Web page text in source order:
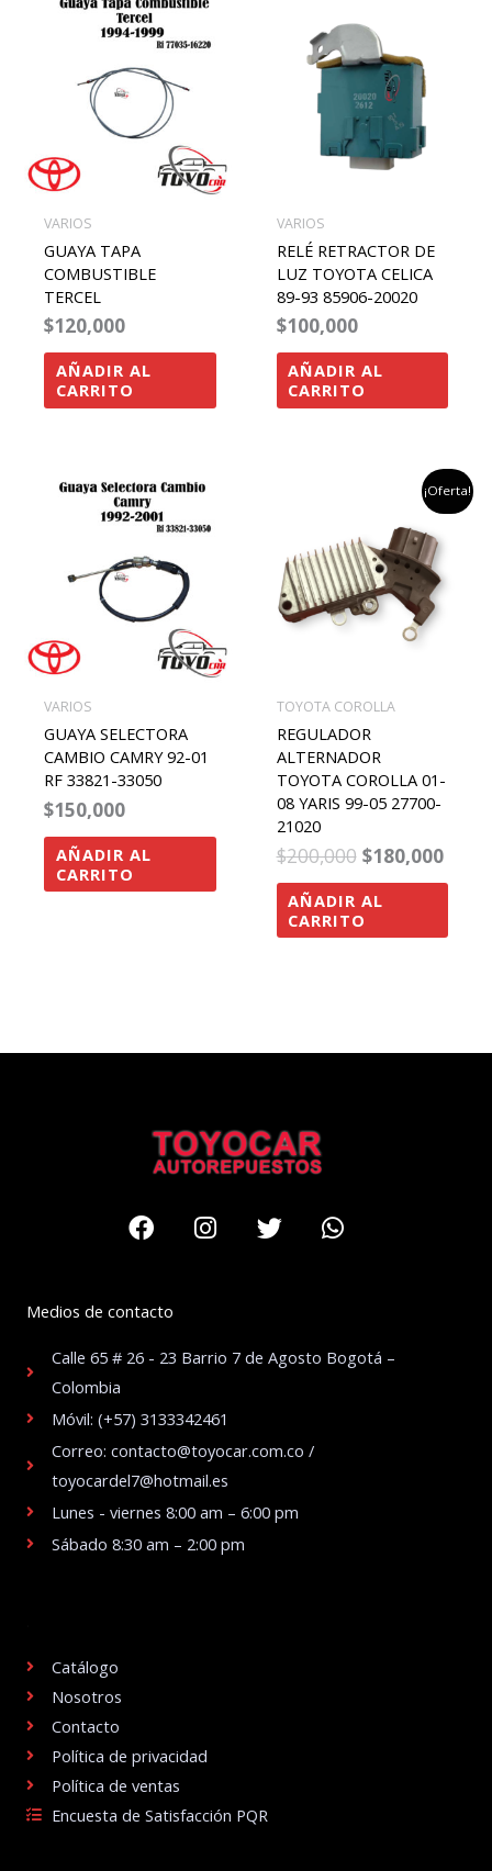
VARIOS
GUAYA TAPA
COMBUSTIBLE
TERCEL
$120,000
AÑADIR AL
CARRITO
VARIOS
RELÉ RETRACTOR DE
LUZ TOYOTA CELICA
89-93 85906-20020
$100,000
AÑADIR AL
CARRITO
VARIOS
GUAYA SELECTORA
CAMBIO CAMRY 92-01
RF 33821-33050
$150,000
AÑADIR AL
CARRITO
¡Oferta!
TOYOTA COROLLA
REGULADOR
ALTERNADOR
TOYOTA COROLLA 01-
08 YARIS 99-05 27700-
21020
$200,000
original
era:
$200,000.
$180,000
el
es:
AÑADIR AL
CARRITO
FacebookInstagram
TwitterWhatsapp
Medios de contacto
Calle 65 # 26 - 23 Barrio 7 de Agosto Bogotá –
Colombia
Móvil: (+57) 3133342461
Correo: contacto@toyocar.com.co /
toyocardel7@hotmail.es
Lunes - viernes 8:00 am – 6:00 pm
Sábado 8:30 am – 2:00 pm
Catálogo
Nosotros
Contacto
Política de privacidad
Política de ventas
Encuesta de Satisfacción PQR